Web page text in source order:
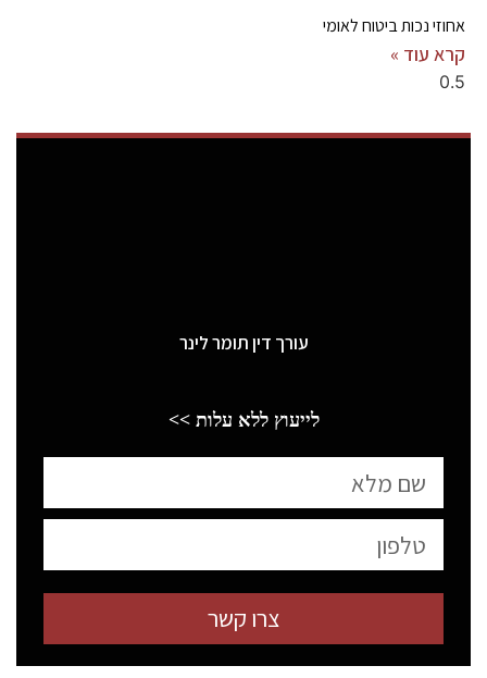
אחוזי נכות ביטוח לאומי
קרא עוד »
עורך דין תומר לינר
לייעוץ ללא עלות >>
צרו קשר